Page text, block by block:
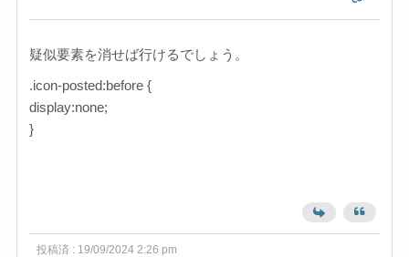
疑似要素を消せば行けるでしょう。
.icon-posted:before {
display:none;
}
投稿済 : 19/09/2024 2:26 pm